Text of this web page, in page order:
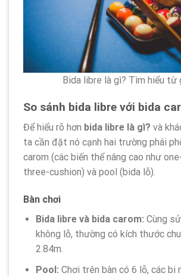
Bida libre là gì? Tìm hiểu từ
So sánh bida libre với bida
Để hiểu rõ hơn bida libre là gì? và
ta cần đặt nó cạnh hai trường phái
carom (các biến thể nâng cao như
three-cushion) và pool (bida lỗ).
Bàn chơi
Bida libre và bida carom: Cùng
không lỗ, thường có kích thước
2.84m.
Pool: Chơi trên bàn có 6 lỗ, các